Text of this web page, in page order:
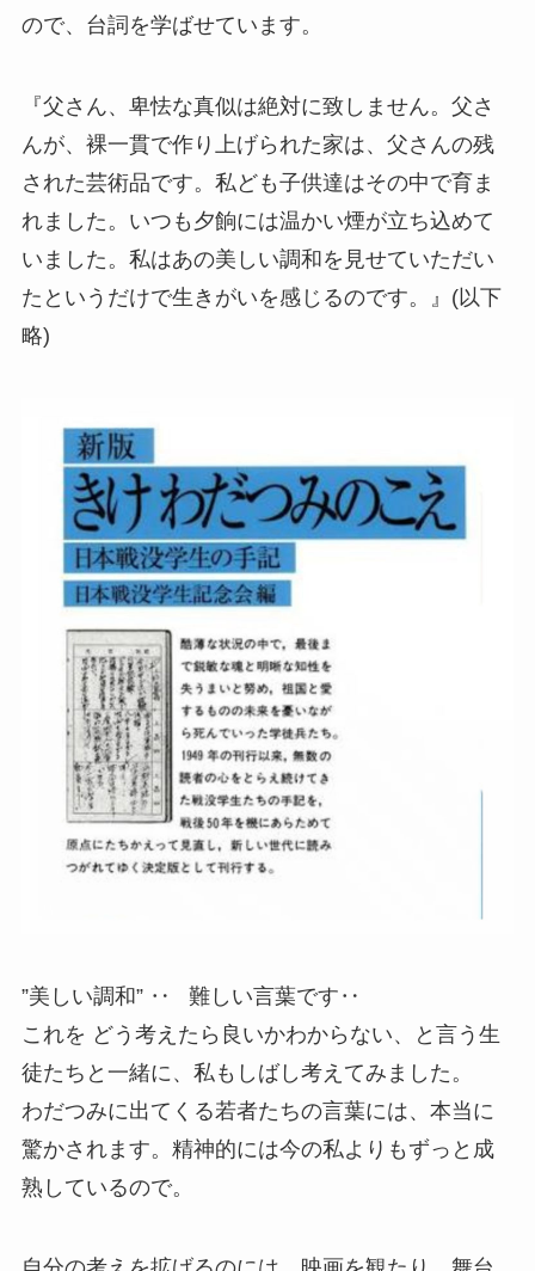
ので、台詞を学ばせています。
『父さん、卑怯な真似は絶対に致しません。父さ
んが、裸一貫で作り上げられた家は、父さんの残
された芸術品です。私ども子供達はその中で育ま
れました。いつも夕餉には温かい煙が立ち込めて
いました。私はあの美しい調和を見せていただい
たというだけで生きがいを感じるのです。』(以下
略)
”美しい調和” ‥ 難しい言葉です‥
これを どう考えたら良いかわからない、と言う生
徒たちと一緒に、私もしばし考えてみました。
わだつみに出てくる若者たちの言葉には、本当に
驚かされます。精神的には今の私よりもずっと成
熟しているので。